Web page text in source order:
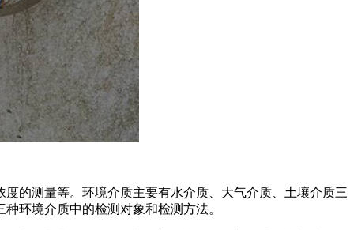
的测量等。环境介质主要有水介质、大气介质、土壤介质三
环境介质中的检测对象和检测方法。